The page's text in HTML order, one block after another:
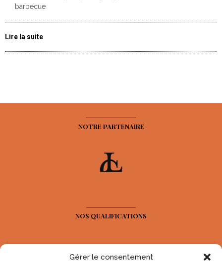
Gérer le consentement
barbecue
Lire la suite
NOTRE PARTENAIRE
NOS QUALIFICATIONS